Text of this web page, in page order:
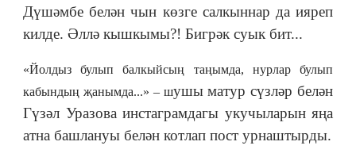
Дүшәмбе белән чын көзге салкыннар да ияреп
килде. Әллә кышкымы?! Бигрәк суык бит...
«Йолдыз булып балкыйсың таңымда, нурлар булып
кабындың җанымда...» – шушы матур сүзләр белән
Гүзәл Уразова инстаграмдагы укучыларын яңа
атна башлануы белән котлап пост урнаштырды.